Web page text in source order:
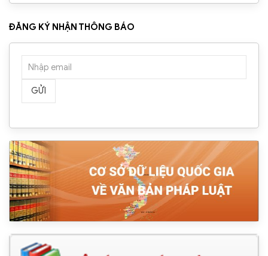
ĐĂNG KÝ NHẬN THÔNG BÁO
GỬI